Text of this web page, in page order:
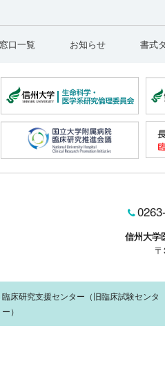
口一覧 お知らせ 書式
信州大学
床研究支援センター（旧臨床試験センタ
ー）